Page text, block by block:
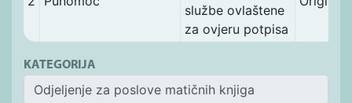
službe ovlaštene
za ovjeru potpisa
KATEGORIJA